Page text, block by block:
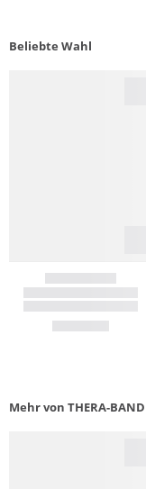
Beliebte Wahl
Mehr von THERA-BAND